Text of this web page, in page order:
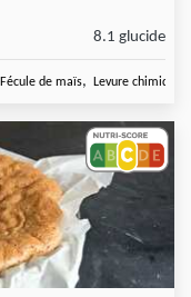
8.1 glucide
Fécule de maïs, Levure chimique